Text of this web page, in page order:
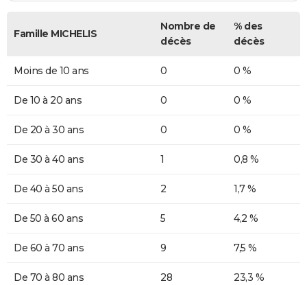
Famille MICHELIS
Nombre de
décès
% des
décès
Moins de 10 ans 0 0 %
De 10 à 20 ans 0 0 %
De 20 à 30 ans 0 0 %
De 30 à 40 ans 1 0,8 %
De 40 à 50 ans 2 1,7 %
De 50 à 60 ans 5 4,2 %
De 60 à 70 ans 9 7,5 %
De 70 à 80 ans 28 23,3 %